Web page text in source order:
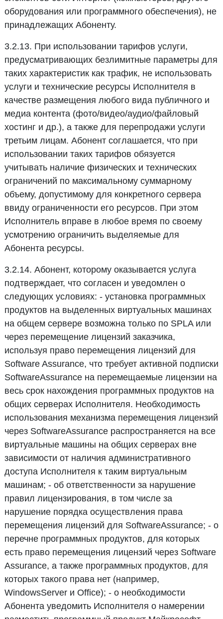
оборудования или программного обеспечения), не
принадлежащих Абоненту.
3.2.13. При использовании тарифов услуги,
предусматривающих безлимитные параметры для
таких характеристик как трафик, не использовать
услуги и технические ресурсы Исполнителя в
качестве размещения любого вида публичного и
медиа контента (фото/видео/аудио/файловый
хостинг и др.), а также для перепродажи услуги
третьим лицам. Абонент соглашается, что при
использовании таких тарифов обязуется
учитывать наличие физических и технических
ограничений по максимальному суммарному
объему, допустимому для конкретного сервера
ввиду ограниченности его ресурсов. При этом
Исполнитель вправе в любое время по своему
усмотрению ограничить выделяемые для
Абонента ресурсы.
3.2.14. Абонент, которому оказывается услуга
подтверждает, что согласен и уведомлен о
следующих условиях: - установка программных
продуктов на выделенных виртуальных машинах
на общем сервере возможна только по SPLA или
через перемещение лицензий заказчика,
используя право перемещения лицензий для
Software Assurance, что требует активной подписки
SoftwareAssurance на перемещаемые лицензии на
весь срок нахождения программных продуктов на
общих серверах Исполнителя. Необходимость
использования механизма перемещения лицензий
через SoftwareAssurance распространяется на все
виртуальные машины на общих серверах вне
зависимости от наличия административного
доступа Исполнителя к таким виртуальным
машинам; - об ответственности за нарушение
правил лицензирования, в том числе за
нарушение порядка осуществления права
перемещения лицензий для SoftwareAssurance; - о
перечне программных продуктов, для которых
есть право перемещения лицензий через Software
Assurance, а также программных продуктов, для
которых такого права нет (например,
WindowsServer и Office); - о необходимости
Абонента уведомить Исполнителя о намерении